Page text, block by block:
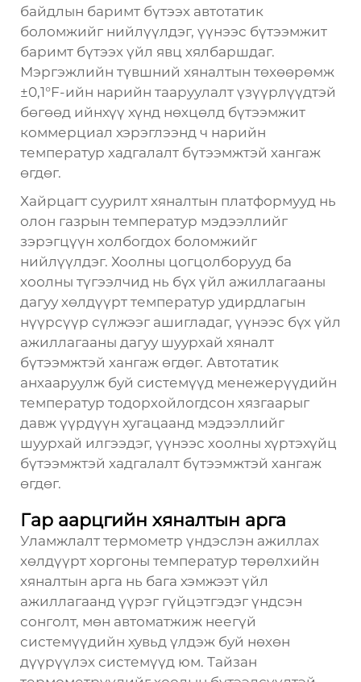
байдлын баримт бүтээх автотатик
боломжийг нийлүүлдэг, үүнээс бүтээмжит
баримт бүтээх үйл явц хялбаршдаг.
Мэргэжлийн түвшний хяналтын төхөөрөмж
±0,1°F-ийн нарийн тааруулалт үзүүрлүүдтэй
бөгөөд ийнхүү хүнд нөхцөлд бүтээмжит
коммерциал хэрэглээнд ч нарийн
температур хадгалалт бүтээмжтэй хангаж
өгдөг.
Хайрцагт суурилт хяналтын платформууд нь
олон газрын температур мэдээллийг
зэрэгцүүн холбогдох боломжийг
нийлүүлдэг. Хоолны цогцолборууд ба
хоолны түгээлчид нь бүх үйл ажиллагааны
дагуу хөлдүүрт температур удирдлагын
нүүрсүүр сүлжээг ашигладаг, үүнээс бүх үйл
ажиллагааны дагуу шуурхай хяналт
бүтээмжтэй хангаж өгдөг. Автотатик
анхааруулж буй системүүд менежерүүдийн
температур тодорхойлогдсон хязгаарыг
давж үүрдүүн хугацаанд мэдээллийг
шуурхай илгээдэг, үүнээс хоолны хүртэхүйц
бүтээмжтэй хадгалалт бүтээмжтэй хангаж
өгдөг.
Гар аарцгийн хяналтын арга
Уламжлалт термометр үндэслэн ажиллах
хөлдүүрт хоргоны температур төрөлхийн
хяналтын арга нь бага хэмжээт үйл
ажиллагаанд үүрэг гүйцэтгэдэг үндсэн
сонголт, мөн автоматжиж неегүй
системүүдийн хувьд үлдэж буй нөхөн
дүүрүүлэх системүүд юм. Тайзан